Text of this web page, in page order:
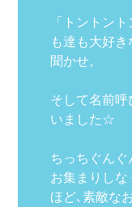
「トントン
も達も大好
聞かせ。
そして名前
いました☆
ちっちぐん
お集まりし
ほど､素敵な